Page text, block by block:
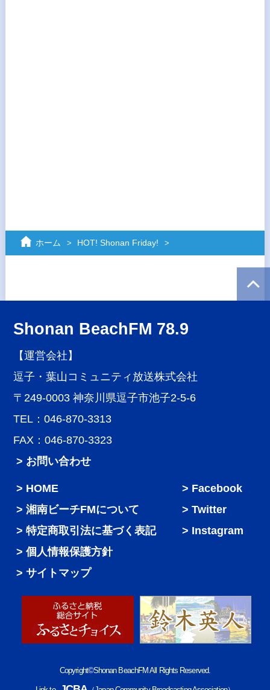
ホーム HOT! Shonan Friday!
Shonan BeachFM 78.9
【運営会社】
逗子・葉山コミュニティ放送株式会社
〒249-0003 神奈川県逗子市池子2-5-6
TEL：046-870-3313
FAX：046-870-3323
> お問い合わせ
HOME
湘南ビーチFMについて
特定商取引法に基づく表記
個人情報保護方針
サイトマップ
Facebook
Twitter
Instagram
Copyright©Shonan BeachFM All Rights Reserved.